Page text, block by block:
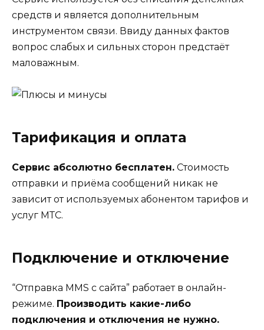
средств и является дополнительным
инструментом связи. Ввиду данных фактов
вопрос слабых и сильных сторон предстаёт
маловажным.
Тарификация и оплата
Сервис абсолютно бесплатен. Стоимость
отправки и приёма сообщений никак не
зависит от используемых абонентом тарифов и
услуг МТС.
Подключение и отключение
“Отправка MMS с сайта” работает в онлайн-
режиме. Производить какие-либо
подключения и отключения не нужно.